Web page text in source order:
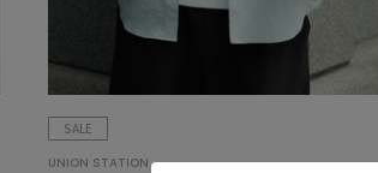
SALE
UNION STATION